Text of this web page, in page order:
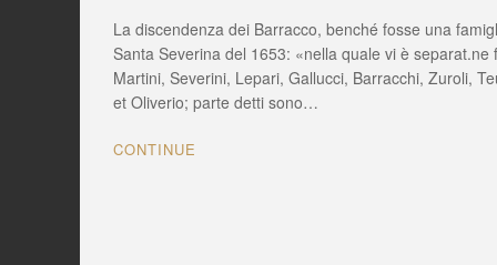
Barracco
di
Santa
La discendenza dei Barracco, benché fosse una
Santa Severina del 1653: «nella quale vi è
Martini, Severini, Lepari, Gallucci, Barracchi, Zuroli,
et Oliverio; parte detti sono…
CONTINUE